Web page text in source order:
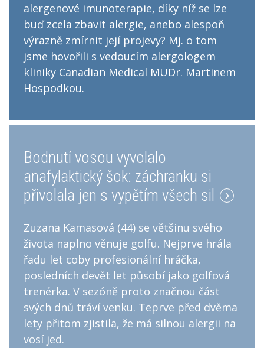
alergenové imunoterapie, díky níž se lze
buď zcela zbavit alergie, anebo alespoň
výrazně zmírnit její projevy? Mj. o tom
jsme hovořili s vedoucím alergologem
kliniky Canadian Medical MUDr. Martinem
Hospodkou.
Bodnutí vosou vyvolalo
anafylaktický šok: záchranku si
přivolala jen s vypětím všech sil
Zuzana Kamasová (44) se většinu svého
života naplno věnuje golfu. Nejprve hrála
řadu let coby profesionální hráčka,
posledních devět let působí jako golfová
trenérka. V sezóně proto značnou část
svých dnů tráví venku. Teprve před dvěma
lety přitom zjistila, že má silnou alergii na
vosí jed.